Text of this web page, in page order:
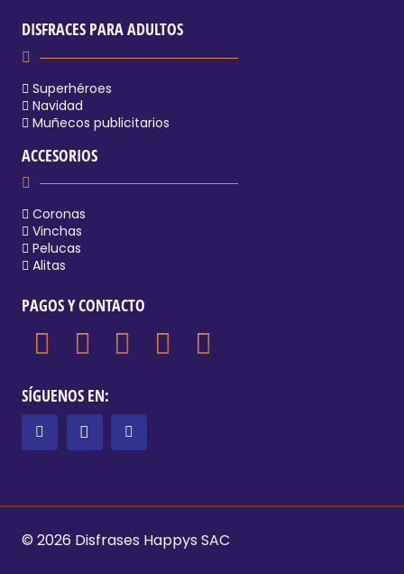
DISFRACES PARA ADULTOS
Superhéroes
Navidad
Muñecos publicitarios
ACCESORIOS
Coronas
Vinchas
Pelucas
Alitas
PAGOS Y CONTACTO
SÍGUENOS EN:
© 2026 Disfrases Happys SAC